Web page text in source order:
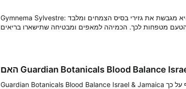
Gymnema Sylvestre: יתר על כן, היא אולי היצירה הטובה ביותר בשוק שנותנת לך תוצאה מלאה בשליטה על רמת הסוכר הידרה, היא מגבשת את גזירי בסיס הצמחים ומלבד
Guardian Botanicals Blood Balance Israel & Jamaica מסודר עם שיפורים רגילים בגדול המצויים במבחר מזון סטנדרטי. ידוע כי הגזרות נחקרו לחלוטין על ספיקותן. נוסף על כך,